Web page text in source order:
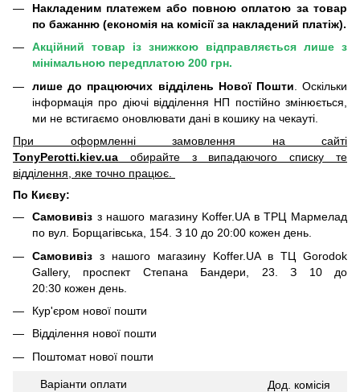
Накладеним платежем або повною оплатою за товар
по бажанню (економія на комісії за накладений платіж).
Акційний товар із знижкою відправляється лише з
мінімальною передплатою 200 грн.
лише до працюючих відділень Нової Пошти . Оскільки
інформація про діючі відділення НП постійно змінюється,
ми не встигаємо оновлювати дані в кошику на чекауті.
При оформленні замовлення на сайті
TonyPerotti.kiev.ua обирайте з випадаючого списку те
відділення, яке точно працює.
По Києву:
Самовивіз з нашого магазину Koffer.UA в ТРЦ Мармелад
по вул. Борщагівська, 154. З 10 до 20:00 кожен день.
Самовивіз з нашого магазину Koffer.UA в ТЦ Gorodok
Gallery, проспект Степана Бандери, 23. З 10 до
20:30 кожен день.
Кур'єром нової пошти
Відділення нової пошти
Поштомат нової пошти
Варіанти оплати Дод. комісія